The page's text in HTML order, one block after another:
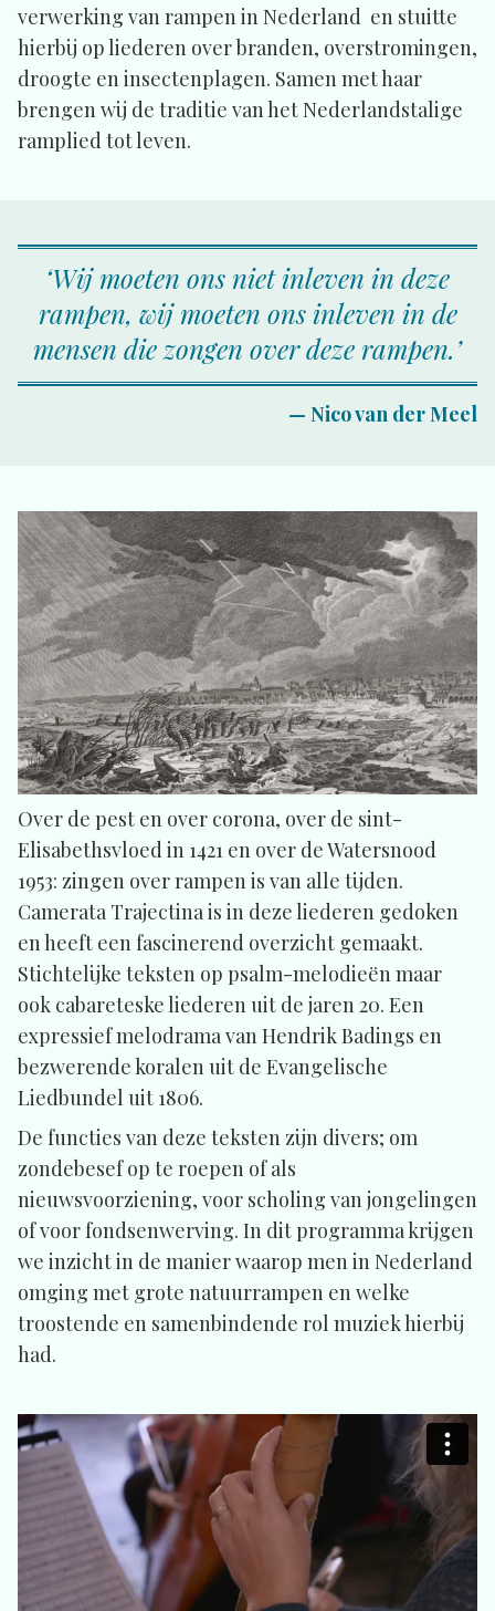
verwerking van rampen in Nederland en stuitte
hierbij op liederen over branden, overstromingen,
droogte en insectenplagen. Samen met haar
brengen wij de traditie van het Nederlandstalige
ramplied tot leven.
‘Wij moeten ons niet inleven in deze
rampen, wij moeten ons inleven in de
mensen die zongen over deze rampen.’
— Nico van der Meel
Over de pest en over corona, over de sint-
Elisabethsvloed in 1421 en over de Watersnood
1953: zingen over rampen is van alle tijden.
Camerata Trajectina is in deze liederen gedoken
en heeft een fascinerend overzicht gemaakt.
Stichtelijke teksten op psalm-melodieën maar
ook cabareteske liederen uit de jaren 20. Een
expressief melodrama van Hendrik Badings en
bezwerende koralen uit de Evangelische
Liedbundel uit 1806.
De functies van deze teksten zijn divers; om
zondebesef op te roepen of als
nieuwsvoorziening, voor scholing van jongelingen
of voor fondsenwerving. In dit programma krijgen
we inzicht in de manier waarop men in Nederland
omging met grote natuurrampen en welke
troostende en samenbindende rol muziek hierbij
had.